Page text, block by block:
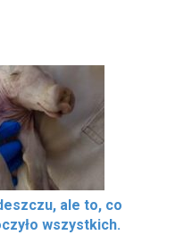
ale to, co
wszystkich.